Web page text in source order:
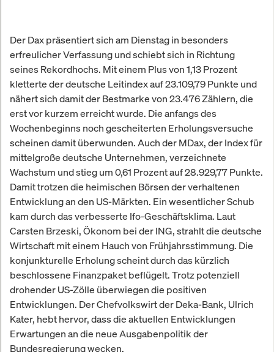
Der Dax präsentiert sich am Dienstag in besonders
erfreulicher Verfassung und schiebt sich in Richtung
seines Rekordhochs. Mit einem Plus von 1,13 Prozent
kletterte der deutsche Leitindex auf 23.109,79 Punkte und
nähert sich damit der Bestmarke von 23.476 Zählern, die
erst vor kurzem erreicht wurde. Die anfangs des
Wochenbeginns noch gescheiterten Erholungsversuche
scheinen damit überwunden. Auch der MDax, der Index für
mittelgroße deutsche Unternehmen, verzeichnete
Wachstum und stieg um 0,61 Prozent auf 28.929,77 Punkte.
Damit trotzen die heimischen Börsen der verhaltenen
Entwicklung an den US-Märkten. Ein wesentlicher Schub
kam durch das verbesserte Ifo-Geschäftsklima. Laut
Carsten Brzeski, Ökonom bei der ING, strahlt die deutsche
Wirtschaft mit einem Hauch von Frühjahrsstimmung. Die
konjunkturelle Erholung scheint durch das kürzlich
beschlossene Finanzpaket beflügelt. Trotz potenziell
drohender US-Zölle überwiegen die positiven
Entwicklungen. Der Chefvolkswirt der Deka-Bank, Ulrich
Kater, hebt hervor, dass die aktuellen Entwicklungen
Erwartungen an die neue Ausgabenpolitik der
Bundesregierung wecken.